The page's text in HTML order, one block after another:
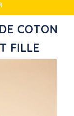
COTON
FILLE